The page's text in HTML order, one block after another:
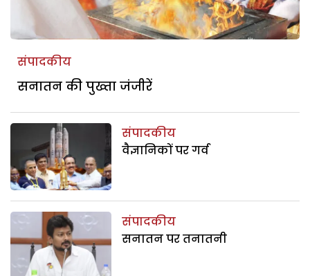
संपादकीय
सनातन की पुख्ता जंजीरें
संपादकीय
वैज्ञानिकों पर गर्व
संपादकीय
सनातन पर तनातनी